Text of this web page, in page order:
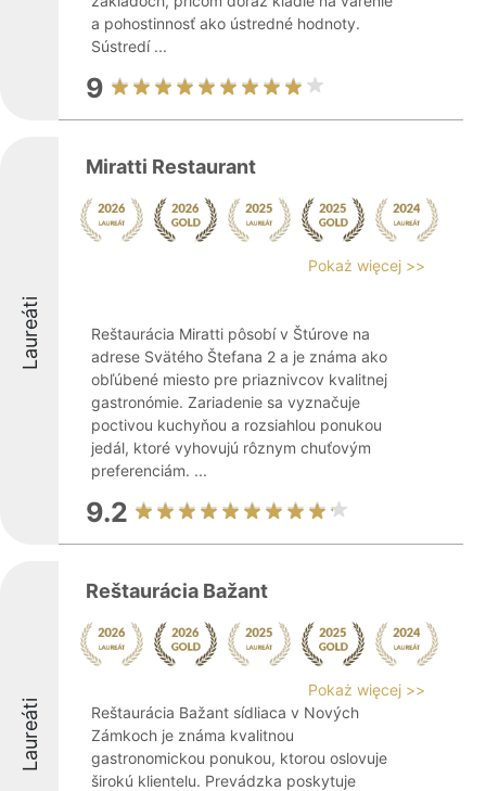
a pohostinnosť ako ústredné hodnoty.
Sústredí ...
9
Laureáti
Miratti Restaurant
Pokaż więcej >>
Reštaurácia Miratti pôsobí v Štúrove na
adrese Svätého Štefana 2 a je známa ako
obľúbené miesto pre priaznivcov kvalitnej
gastronómie. Zariadenie sa vyznačuje
poctivou kuchyňou a rozsiahlou ponukou
jedál, ktoré vyhovujú rôznym chuťovým
preferenciám. ...
9.2
Laureáti
Reštaurácia Bažant
Pokaż więcej >>
Reštaurácia Bažant sídliaca v Nových
Zámkoch je známa kvalitnou
gastronomickou ponukou, ktorou oslovuje
širokú klientelu. Prevádzka poskytuje